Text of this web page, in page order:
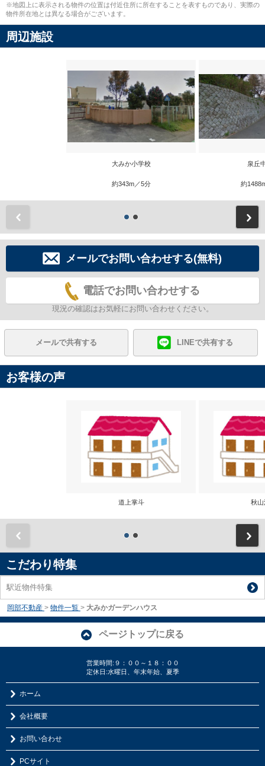
※地図上に表示される物件の位置は付近住所に所在することを表すものであり、実際の
物件所在地とは異なる場合がございます。
周辺施設
大みか小学校
約343m／5分
泉丘
約
メールでお問い合わせする(無料)
電話でお問い合わせする
現況の確認はお気軽にお問い合わせください。
メールで共有する LINEで共有する
お客様の声
道上掌斗 秋山
こだわり特集
駅近物件特集
岡部不動産 > 物件一覧 > 大みかガーデンハウス
ページトップに戻る
営業時間:９：００～１８：００
定休日:水曜日、年末年始、夏季
ホーム
会社概要
お問い合わせ
PCサイト